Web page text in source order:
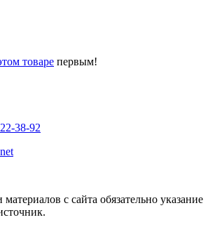
товаре первым!
38-92
с сайта обязательно указание